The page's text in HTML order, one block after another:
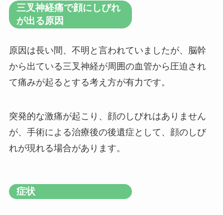
三叉神経痛で顔にしびれ
が出る原因
原因は長い間、不明と言われていましたが、脳幹
から出ている三叉神経が周囲の血管から圧迫され
て痛みが起るとする考え方が有力です。
突発的な激痛が起こり、顔のしびれはありません
が、手術による治療後の後遺症として、顔のしび
れが現れる場合があります。
症状